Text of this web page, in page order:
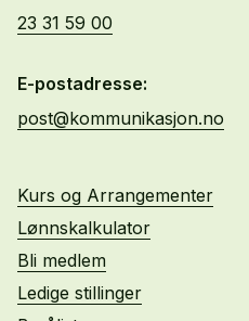
23 31 59 00
E-postadresse:
post@kommunikasjon.no
Kurs og Arrangementer
Lønnskalkulator
Bli medlem
Ledige stillinger